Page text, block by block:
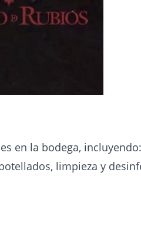
en la bodega, incluyendo:
limpieza y